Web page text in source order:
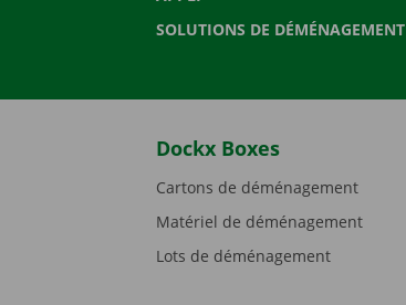
SOLUTIONS DE DÉMÉNAGEMENT
Dockx Boxes
Cartons de déménagement
Matériel de déménagement
Lots de déménagement